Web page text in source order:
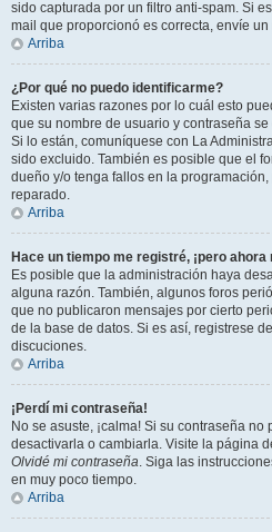
sido capturada por un filtro anti-spam. Si
mail que proporcionó es correcta, envíe
Arriba
¿Por qué no puedo identificarme?
Existen varias razones por lo cuál esto
que su nombre de usuario y contraseña
Si lo están, comuníquese con La
sido excluido. También es posible que el
dueño y/o tenga fallos en la
reparado.
Arriba
Hace un tiempo me registré, ¡pero
Es posible que la administración haya
alguna razón. También, algunos foros
que no publicaron mensajes por cierto
de la base de datos. Si es así, registrese
discuciones.
Arriba
¡Perdí mi contraseña!
No se asuste, ¡calma! Si su contraseña
desactivarla o cambiarla. Visite la página
Olvidé mi contraseña. Siga las
en muy poco tiempo.
Arriba